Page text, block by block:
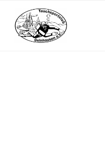
Inhalt
springen